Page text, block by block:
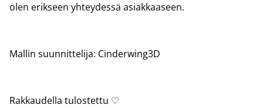
olen erikseen yhteydessä asiakkaaseen.
Mallin suunnittelija: Cinderwing3D
Rakkaudella tulostettu ♡